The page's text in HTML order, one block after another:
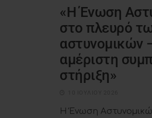
«Η Ένωση
στο πλευρό
αστυνομικών
αμέριστη
στήριξη»
Η Ένωση